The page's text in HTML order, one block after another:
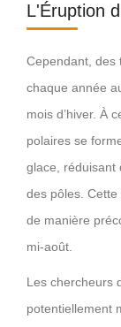
L'Éruption
Cependant, des
chaque année
mois d’hiver. À
polaires se
glace, réduisant
des pôles.
de manière
mi-août.
Les chercheurs
potentiellement